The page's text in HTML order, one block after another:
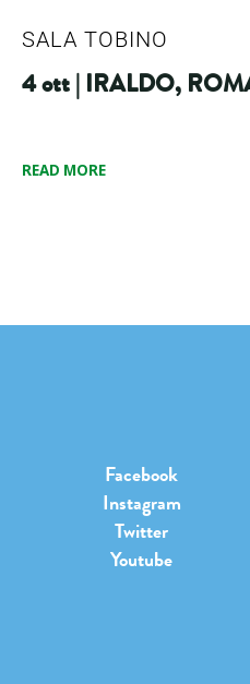
SALA TOBINO
4 ott | IRALDO,
READ MORE
Facebook
Instagram
Twitter
Youtube